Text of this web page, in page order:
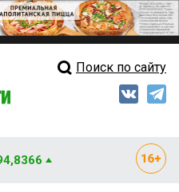
Свежий выпускПоиск по сайту